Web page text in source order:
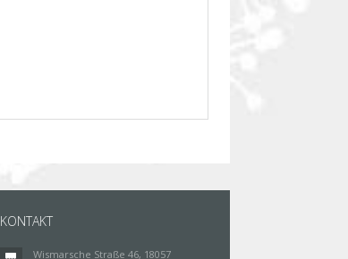
KONTAKT
Wismarsche Straße 46, 18057